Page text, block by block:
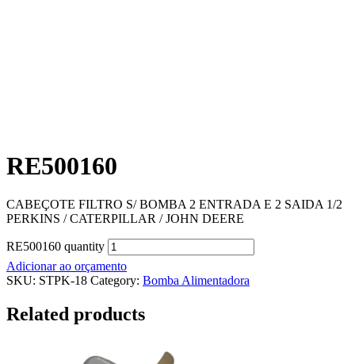
RE500160
CABEÇOTE FILTRO S/ BOMBA 2 ENTRADA E 2 SAIDA 1/2
PERKINS / CATERPILLAR / JOHN DEERE
RE500160 quantity
Adicionar ao orçamento
SKU: STPK-18 Category: Bomba Alimentadora
Related products